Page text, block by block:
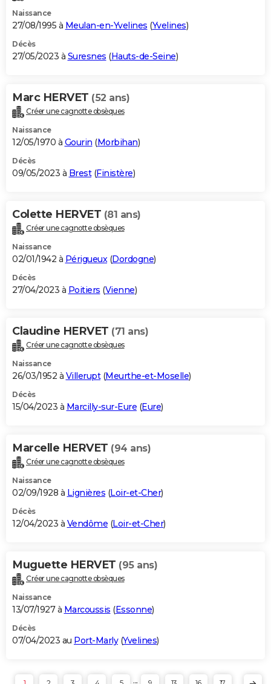
Naissance
27/08/1995 à Meulan-en-Yvelines (Yvelines)
Décès
27/05/2023 à Suresnes (Hauts-de-Seine)
Marc HERVET (52 ans)
Créer une cagnotte obsèques
Naissance
12/05/1970 à Gourin (Morbihan)
Décès
09/05/2023 à Brest(Finistère)
Colette HERVET (81 ans)
Créer une cagnotte obsèques
Naissance
02/01/1942 à Périgueux(Dordogne)
Décès
27/04/2023 à Poitiers (Vienne)
Claudine HERVET (71 ans)
Créer une cagnotte obsèques
Naissance
26/03/1952 à Villerupt(Meurthe-et-Moselle)
Décès
15/04/2023 à Marcilly-sur-Eure (Eure)
Marcelle HERVET (94 ans)
Créer une cagnotte obsèques
Naissance
02/09/1928 à Lignières (Loir-et-Cher)
Décès
12/04/2023 à Vendôme (Loir-et-Cher)
Muguette HERVET (95 ans)
Créer une cagnotte obsèques
Naissance
13/07/1927 à Marcoussis (Essonne)
Décès
07/04/2023 au Port-Marly(Yvelines)
...